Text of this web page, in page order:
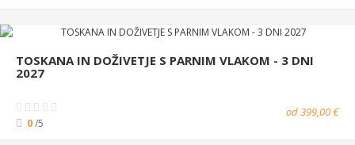
TOSKANA IN DOŽIVETJE S PARNIM VLAKOM - 3 DNI
2027
0/5
od 399,00 €